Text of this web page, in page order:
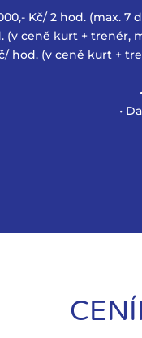
Kč/ 2 hod. (max.
(v ceně kurt +
hod. (v ceně kurt +
•